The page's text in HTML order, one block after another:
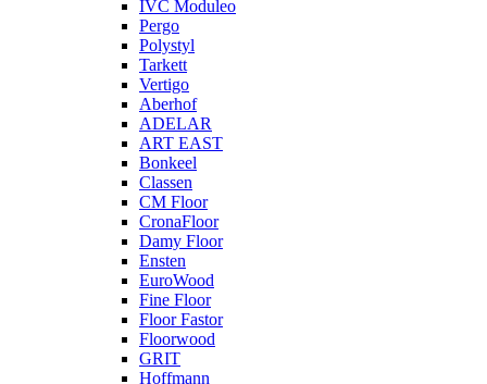
IVC Moduleo
Pergo
Polystyl
Tarkett
Vertigo
Aberhof
ADELAR
ART EAST
Bonkeel
Classen
CM Floor
CronaFloor
Damy Floor
Ensten
EuroWood
Fine Floor
Floor Fastor
Floorwood
GRIT
Hoffmann